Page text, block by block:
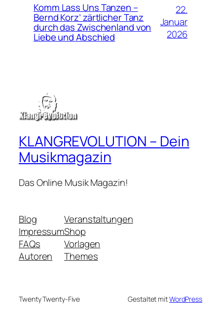
Komm Lass Uns Tanzen –
Bernd Korz’ zärtlicher Tanz
durch das Zwischenland von
Liebe und Abschied
22.
Januar
2026
KLANGREVOLUTION – Dein
Musikmagazin
Das Online Musik Magazin!
Blog
Impressum
FAQs
Autoren
Veranstaltungen
Shop
Vorlagen
Themes
Twenty Twenty-Five Gestaltet mitWordPress